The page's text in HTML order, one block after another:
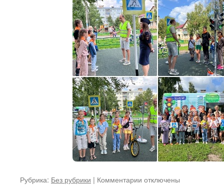
Рубрика: Без рубрики | Комментарии котключены